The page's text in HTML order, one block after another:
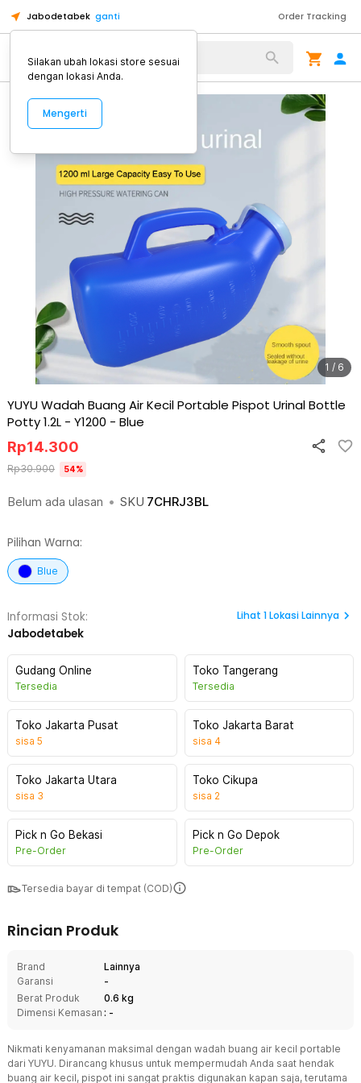
Jabodetabek ganti Order Tracking
Alat Kopi
1 / 6
YUYU Wadah Buang Air Kecil Portable Pispot Urinal Bottle
Potty 1.2L - Y1200 - Blue
Belum ada ulasan • SKU 7CHRJ3BL
Rp14.300
Rp30.900 54%
Pilihan Warna:
Blue
Informasi Stok:
Jabodetabek
Lihat 1Lokasi Lainnya
Gudang Online
Tersedia
Toko Tangerang
Tersedia
Toko Jakarta Pusat
sisa 5
Toko Jakarta Barat
sisa 4
Toko Jakarta Utara
sisa 3
Toko Cikupa
sisa 2
Pick n Go Bekasi
Pre-Order
Pick n Go Depok
Pre-Order
Tersedia bayar di tempat (COD)
Rincian Produk
Brand
Lainnya
Garansi
-
Berat Produk
0.6 kg
Dimensi Kemasan : -
Nikmati kenyamanan maksimal dengan wadah buang air kecil portable
dari YUYU. Dirancang khusus untuk mempermudah Anda saat hendak
buang air kecil, pispot ini sangat praktis digunakan kapan saja, terutama
Silakan ubah lokasi store sesuai
dengan lokasi Anda.
Mengerti